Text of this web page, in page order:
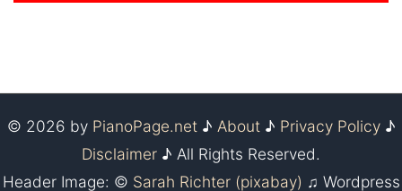
© 2026 by PianoPage.net♪ About♪ Privacy Policy♪
Disclaimer ♪ All Rights Reserved.
Header Image: © Sarah Richter (pixabay) ♫ Wordpress